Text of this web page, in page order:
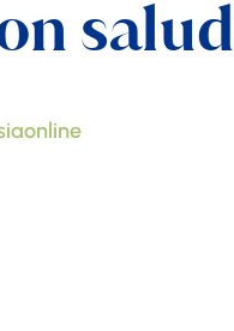
salud